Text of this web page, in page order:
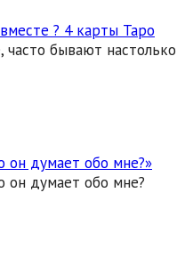
? 4 карты Таро
часто бывают настолько
он думает обо мне?»
он думает обо мне?